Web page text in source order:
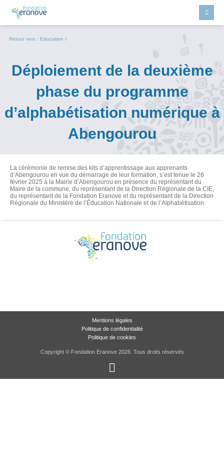
Déploiement de la deuxième
phase du programme
d’alphabétisation numérique à
Abengourou
Retour vers : Education /
La cérémonie de remise des kits d’apprentissage aux apprenants
d’Abengourou en vue du démarrage de leur formation, s’est tenue le 26
février 2025 à la Mairie d’Abengourou en présence du représentant du
Maire de la commune, du représentant de la Direction Régionale de la CIE,
du représentant de la Fondation Eranove et du représentant de la Direction
Régionale du Ministère de l’Éducation Nationale et de l’Alphabétisation.
Mentions légales
Politique de confidentialité
Politique de cookies
Copyright © Fondation Eranove 2026. Tous droits réservés